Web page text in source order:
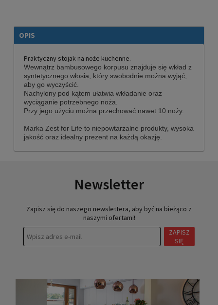
OPIS
Praktyczny stojak na noże kuchenne.
Wewnątrz bambusowego korpusu znajduje się wkład z
syntetycznego włosia, który swobodnie można wyjąć,
aby go wyczyścić.
Nachylony pod kątem ułatwia wkładanie oraz
wyciąganie potrzebnego noża.
Przy jego użyciu można przechować nawet 10 noży.
Marka Zest for Life to niepowtarzalne produkty, wysoka
jakość oraz idealny prezent na każdą okazję.
Newsletter
Zapisz się do naszego newslettera, aby być na bieżąco z
naszymi ofertami!
ZAPISZ
SIĘ